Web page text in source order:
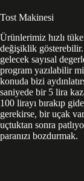
Tost Makinesi
Ürünlerimiz hızlı
değişiklik
gelecek sayısal
program yazılabilir
konuda bizi
saniyede bir 5 lira
100 lirayı bırakıp
gerekirse, bir uçak
uçtuktan sonra
paranızı bozdurmak.